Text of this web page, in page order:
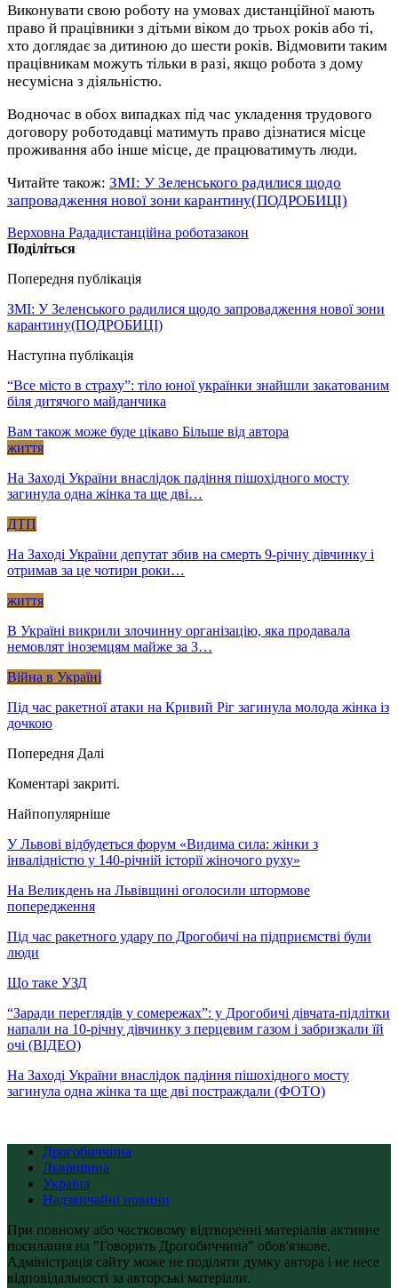
Виконувати свою роботу на умовах дистанційної мають
право й працівники з дітьми віком до трьох років або ті,
хто доглядає за дитиною до шести років. Відмовити таким
працівникам можуть тільки в разі, якщо робота з дому
несумісна з діяльністю.
Водночас в обох випадках під час укладення трудового
договору роботодавці матимуть право дізнатися місце
проживання або інше місце, де працюватимуть люди.
Читайте також: ЗМІ: У Зеленського радилися щодо
запровадження нової зони карантину(ПОДРОБИЦІ)
Верховна Рададистанційна роботазакон
Поділіться
Попередня публікація
ЗМІ: У Зеленського радилися щодо запровадження нової зони
карантину(ПОДРОБИЦІ)
Наступна публікація
“Все місто в страху”: тіло юної українки знайшли закатованим
біля дитячого майданчика
Вам також може буде цікаво Більше від автора
життя
На Заході України внаслідок падіння пішохідного мосту
загинула одна жінка та ще дві…
ДТП
На Заході України депутат збив на смерть 9-річну дівчинку і
отримав за це чотири роки…
життя
В Україні викрили злочинну організацію, яка продавала
немовлят іноземцям майже за 3…
Війна в Україні
Під час ракетної атаки на Кривий Ріг загинула молода жінка із
дочкою
Попередня Далі
Коментарі закриті.
Найпопулярніше
У Львові відбудеться форум «Видима сила: жінки з
інвалідністю у 140-річній історії жіночого руху»
На Великдень на Львівщині оголосили штормове
попередження
Під час ракетного удару по Дрогобичі на підприємстві були
люди
Що таке УЗД
“Заради переглядів у сомережах”: у Дрогобичі дівчата-підлітки
напали на 10-річну дівчинку з перцевим газом і забризкали їй
очі (ВІДЕО)
На Заході України внаслідок падіння пішохідного мосту
загинула одна жінка та ще дві постраждали (ФОТО)
Дрогобиччина
Львівщина
Україна
Надзвичайні новини
При повному або частковому відтворенні матеріалів активне
посилання на "Говорить Дрогобиччина" обов'язкове.
Адміністрація сайту може не поділяти думку автора і не несе
відповідальності за авторські матеріали.